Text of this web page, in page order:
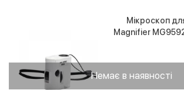
Немає в наявності
Мікроскоп
Magnifier